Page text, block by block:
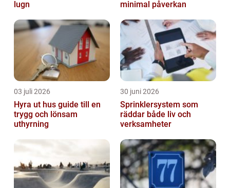
lugn
minimal påverkan
03 juli 2026
Hyra ut hus guide till en
trygg och lönsam
uthyrning
30 juni 2026
Sprinklersystem som
räddar både liv och
verksamheter